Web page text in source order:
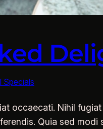
Specials
occaecati. Nihil
Quia sed